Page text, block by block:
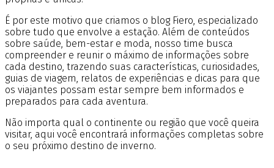
É por este motivo que criamos o blog Fiero, especializado
sobre tudo que envolve a estação. Além de conteúdos
sobre saúde, bem-estar e moda, nosso time busca
compreender e reunir o máximo de informações sobre
cada destino, trazendo suas características, curiosidades,
guias de viagem, relatos de experiências e dicas para que
os viajantes possam estar sempre bem informados e
preparados para cada aventura.
Não importa qual o continente ou região que você queira
visitar, aqui você encontrará informações completas sobre
o seu próximo destino de inverno.